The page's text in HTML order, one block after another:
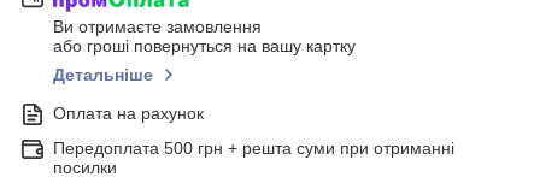
Ви отримаєте замовлення
або гроші повернуться на вашу картку
Детальніше
Оплата на рахунок
Передоплата 500 грн + решта суми при отриманні
посилки